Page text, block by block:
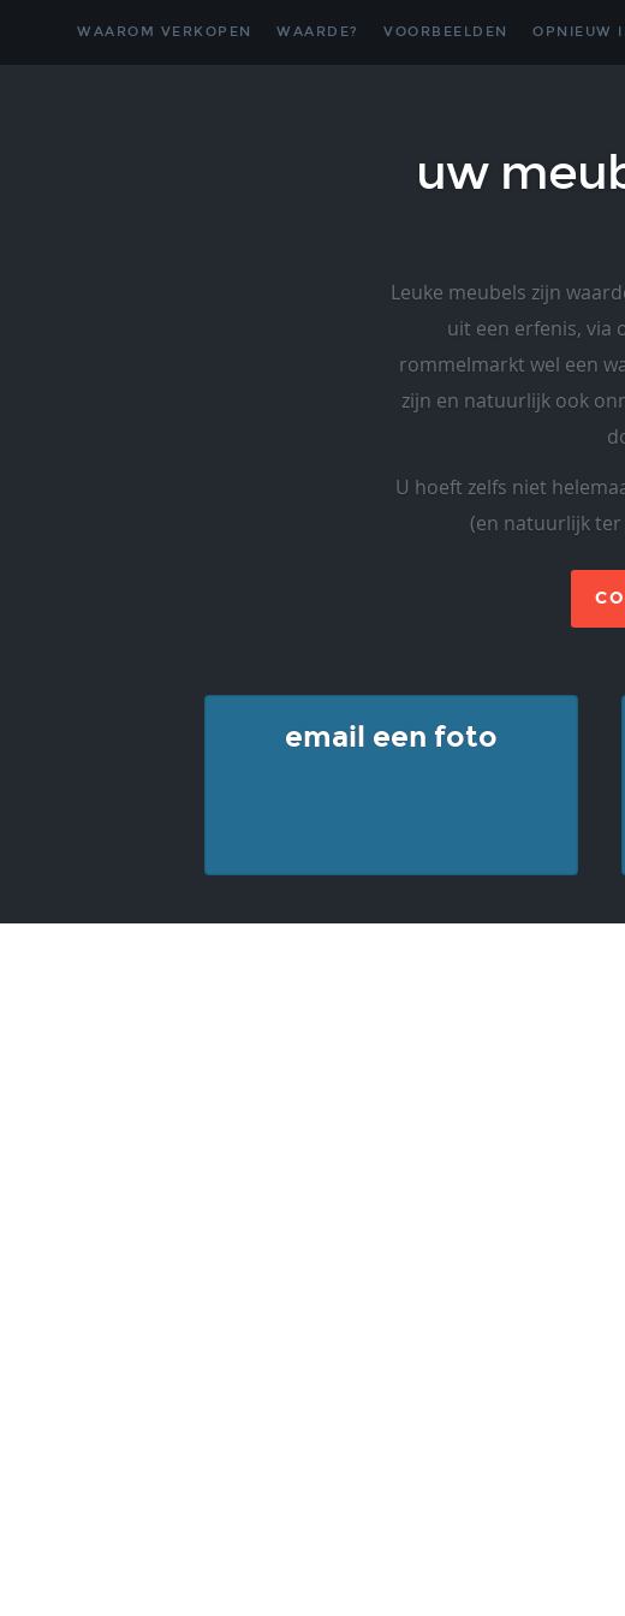
WAAROM VERKOPEN WAARDE? VOORBEELDEN OPNIEUW
uw
Leuke meubels zijn
uit een erfenis, via
rommelmarkt wel een
zijn en natuurlijk ook
U hoeft zelfs niet
(en natuurlijk
email een foto